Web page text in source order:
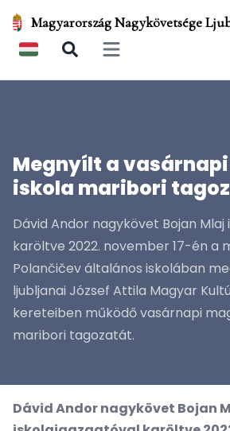
Magyarország Nagykövetsége
Open main menu
Megnyílt a
iskola maribori
Dávid Andor nagykövet Bojan
karöltve 2022. november 17-én a
Polančičev általános iskolában
ljubljanai József Attila Magyar
kereteiben működő vasárnapi
maribori tagozatát.
Dávid Andor nagykövet Bojan